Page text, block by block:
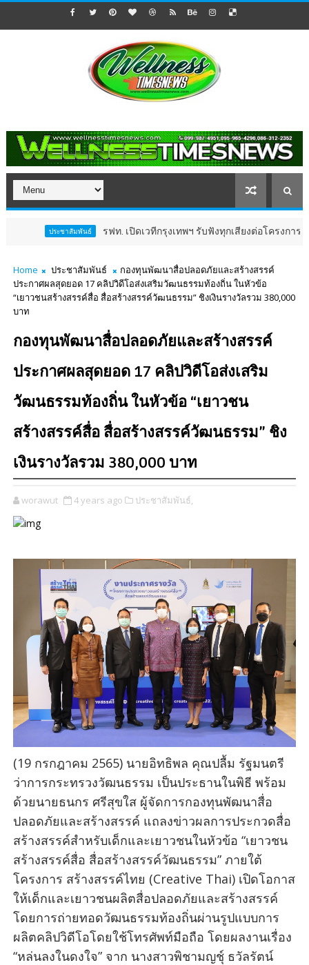
รฟท. เปิดเวทีกรุงเทพฯ รับฟังทุกเสียงต่อโครงการรถไฟฟ้าวงเวียน
Home ประชาสัมพันธ์
กองทุนพัฒนาสื่อปลอดภัยและสร้างสรรค์
ประกาศผลสุดยอด 17 คลิปวิดีโอส่งเสริมวัฒนธรรมท้องถิ่น ในหัวข้อ
“เยาวชนสร้างสรรค์สื่อ สื่อสร้างสรรค์วัฒนธรรม” ชิงเงินรางวัลรวม 380,000
บาท
กองทุนพัฒนาสื่อปลอดภัยและสร้างสรรค์
ประกาศผลสุดยอด 17 คลิปวิดีโอส่งเสริม
วัฒนธรรมท้องถิ่น ในหัวข้อ “เยาวชน
สร้างสรรค์สื่อ สื่อสร้างสรรค์วัฒนธรรม” ชิง
เงินรางวัลรวม 380,000 บาท
worawut 4 years ago ประชาสัมพันธ์,
(19 กรกฎาคม 2565) นายอิทธิพล คุณปลื้ม รัฐมนตรี
ว่าการกระทรวงวัฒนธรรม เป็นประธานในพิธี พร้อม
ด้วยนายธนกร ศรีสุขใส ผู้จัดการกองทุนพัฒนาสื่อ
ปลอดภัยและสร้างสรรค์ แถลงข่าวผลการประกวดสื่อ
สร้างสรรค์สําหรับเด็กและเยาวชนในหัวข้อ “เยาวชน
สร้างสรรค์สื่อ สื่อสร้างสรรค์วัฒนธรรม” ภายใต้
โครงการ สร้างสรรค์ไทย (Creative Thai) เปิดโอกาส
ให้เด็กและเยาวชนผลิตสื่อปลอดภัยและสร้างสรรค์
โดยการถ่ายทอดวัฒนธรรมท้องถิ่นผ่านรูปแบบการ
ผลิตคลิปวิดีโอโดยใช้โทรศัพท์มือถือ โดยผลงานเรื่อง
“หล่นลงในดงใจ” จาก นางสาวพิชามญชุ์ ธวัลรัตน์